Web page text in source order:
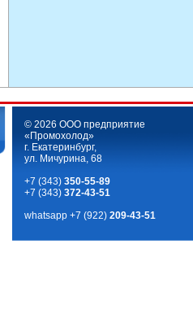
© 2026 ООО предприятие
«Промохолод»
г. Екатеринбург,
ул. Мичурина, 68
+7 (343) 350-55-89
+7 (343) 372-43-51
whatsapp +7 (922) 209-43-51